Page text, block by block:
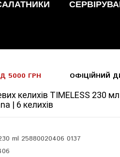
5000 ГРН ОФІЦІЙНИЙ
келихів TIMELESS 230 мл
| 6 келихів
ml 25880020406 0137